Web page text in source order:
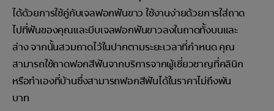
ได้ด้วยการใช้คู่กับเจลฟอกฟันขาว ใช้งานง่ายด้วยการใส่ถาด
ไปที่ฟันของคุณและบีบเจลฟอกฟันขาวลงในถาดทั้งบนและ
ล่าง จากนั้นสวมถาดไว้ในปากตามระยะเวลาที่กำหนด คุณ
สามารถใช้ถาดฟอกสีฟันจากบริการจากผู้เชี่ยวชาญที่คลินิก
หรือทำเองที่บ้านซึ่งสามารถฟอกสีฟันได้ในราคาไม่ถึงพัน
บาท